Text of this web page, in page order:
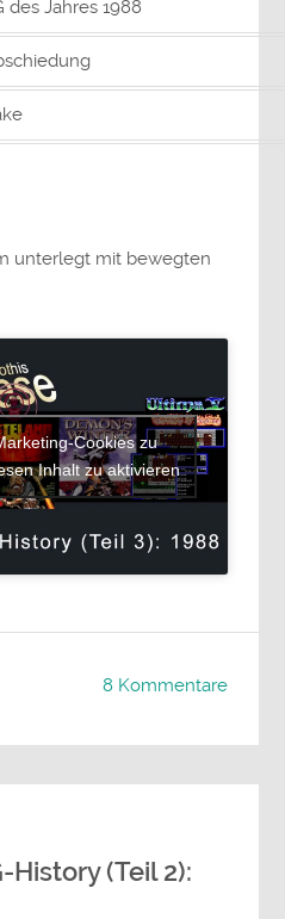
des Jahres 1988
unterlegt mit bewegten
Cookies zu
Inhalt zu aktivieren
8 Kommentare
History (Teil 2):